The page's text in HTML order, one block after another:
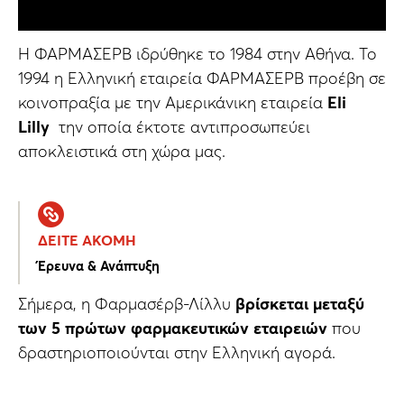
Η ΦΑΡΜΑΣΕΡΒ ιδρύθηκε το 1984 στην Αθήνα. Το
1994 η Ελληνική εταιρεία ΦΑΡΜΑΣΕΡΒ προέβη σε
κοινοπραξία με την Αμερικάνικη εταιρεία Eli
Lilly την οποία έκτοτε αντιπροσωπεύει
αποκλειστικά στη χώρα μας.
ΔΕΙΤΕ ΑΚΟΜΗ
Έρευνα & Ανάπτυξη
Σήμερα, η Φαρμασέρβ-Λίλλυ βρίσκεται μεταξύ
των 5 πρώτων φαρμακευτικών εταιρειών που
δραστηριοποιούνται στην Ελληνική αγορά.